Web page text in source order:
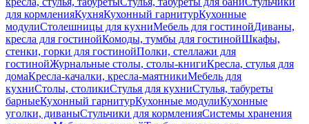
для кормленияКухняКухонный гарнитурКухонные
модулиСтолешницы для кухниМебель для гостинойДиваны,
кресла для гостинойКомоды, тумбы для гостинойШкафы,
стенки, горки для гостинойПолки, стеллажи для
гостинойЖурнальные столы, столы-книгиКресла, стулья для
домаКресла-качалки, кресла-маятникиМебель для
кухниСтолы, столикиСтулья для кухниСтулья, табуреты
барныеКухонный гарнитурКухонные модулиКухонные
уголки, диваныСтульчики для кормленияСистемы хранения